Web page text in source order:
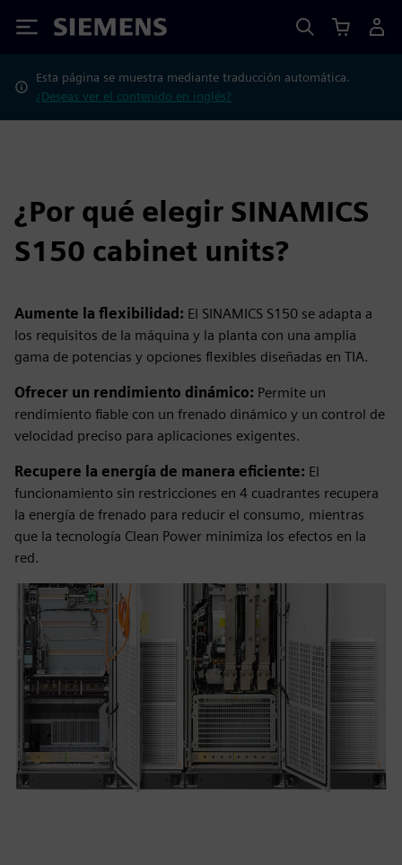
Siemens
Esta página se muestra mediante traducción automática.
¿Deseas ver el contenido en inglés?
¿Por qué elegir SINAMICS
S150 cabinet units?
Aumente la flexibilidad: El SINAMICS S150 se adapta a
los requisitos de la máquina y la planta con una amplia
gama de potencias y opciones flexibles diseñadas en TIA.
Ofrecer un rendimiento dinámico: Permite un
rendimiento fiable con un frenado dinámico y un control de
velocidad preciso para aplicaciones exigentes.
Recupere la energía de manera eficiente: El
funcionamiento sin restricciones en 4 cuadrantes recupera
la energía de frenado para reducir el consumo, mientras
que la tecnología Clean Power minimiza los efectos en la
red.